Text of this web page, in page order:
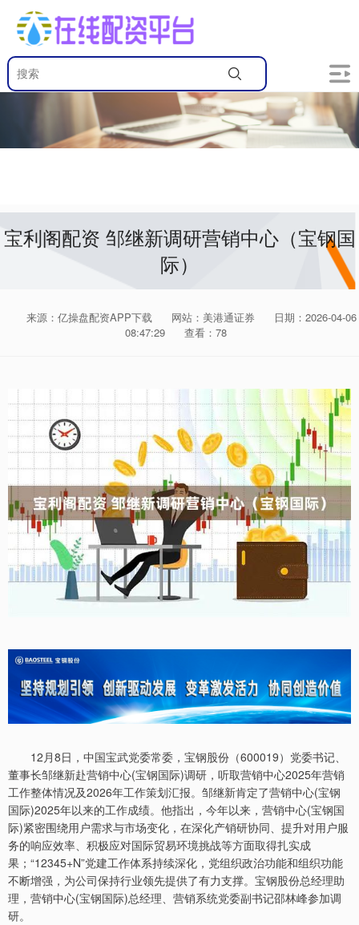
宝利阁配资 邹继新调研营销中心（宝钢国
际）
来源：亿操盘配资APP下载 网站：美港通证券
日期：2026-04-06
08:47:29
查看：78
12月8日，中国宝武党委常委，宝钢股份（600019）党委书记、
董事长邹继新赴营销中心(宝钢国际)调研，听取营销中心2025年营销
工作整体情况及2026年工作策划汇报。邹继新肯定了营销中心(宝钢
国际)2025年以来的工作成绩。他指出，今年以来，营销中心(宝钢国
际)紧密围绕用户需求与市场变化，在深化产销研协同、提升对用户服
务的响应效率、积极应对国际贸易环境挑战等方面取得扎实成
果；“12345+N”党建工作体系持续深化，党组织政治功能和组织功能
不断增强，为公司保持行业领先提供了有力支撑。宝钢股份总经理助
理，营销中心(宝钢国际)总经理、营销系统党委副书记邵林峰参加调
研。